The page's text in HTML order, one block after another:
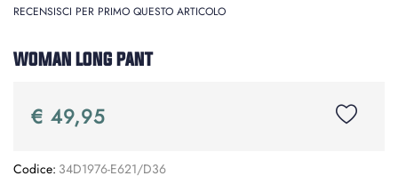
RECENSISCI PER PRIMO QUESTO ARTICOLO
WOMAN LONG PANT
€ 49,95
Codice: 34D1976-E621/D36